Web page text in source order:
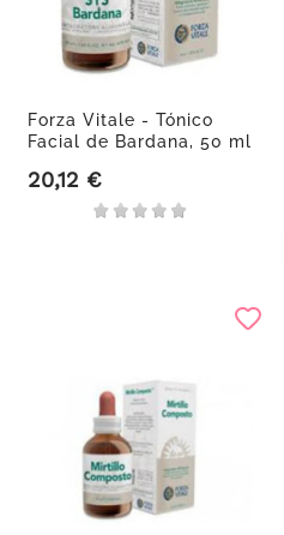
Forza Vitale - Tónico
Facial de Bardana, 50 ml
Precio
20,12 €